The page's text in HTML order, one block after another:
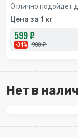
Отлично подойдет
Цена за 1 кг
599 ₽
-34% 908 ₽
Нет в